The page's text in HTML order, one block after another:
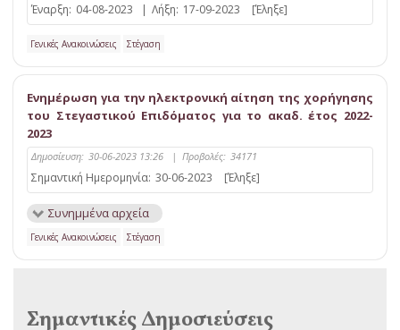
Έναρξη: 04-08-2023 | Λήξη: 17-09-2023 [Έληξε]
Γενικές Ανακοινώσεις Στέγαση
Ενημέρωση για την ηλεκτρονική αίτηση της χορήγησης
του Στεγαστικού Επιδόματος για το ακαδ. έτος 2022-
2023
Δημοσίευση: 30-06-2023 13:26 | Προβολές: 34171
Σημαντική Ημερομηνία: 30-06-2023 [Έληξε]
Συνημμένα αρχεία
Γενικές Ανακοινώσεις Στέγαση
Σημαντικές Δημοσιεύσεις